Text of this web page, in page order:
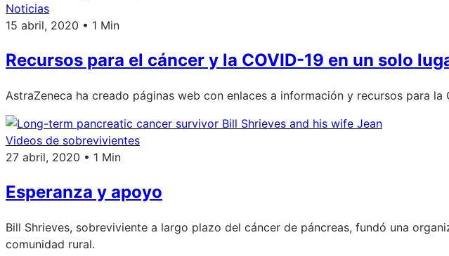
Noticias
15 abril, 2020 • 1 Min
Recursos para el cáncer y la COVID-19 en un solo
AstraZeneca ha creado páginas web con enlaces a información y recursos para
Videos de sobrevivientes
27 abril, 2020 • 1 Min
Esperanza y apoyo
Bill Shrieves, sobreviviente a largo plazo del cáncer de páncreas, fundó una
comunidad rural.